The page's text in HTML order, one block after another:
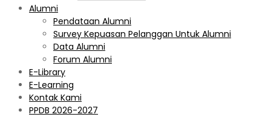
Alumni
Pendataan Alumni
Survey Kepuasan Pelanggan Untuk Alumni
Data Alumni
Forum Alumni
E-Library
E-Learning
Kontak Kami
PPDB 2026-2027